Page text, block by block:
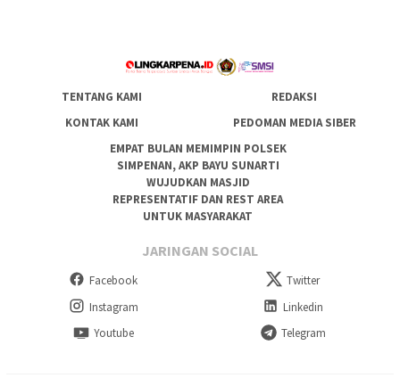
TENTANG KAMI
REDAKSI
KONTAK KAMI
PEDOMAN MEDIA SIBER
EMPAT BULAN MEMIMPIN POLSEK
SIMPENAN, AKP BAYU SUNARTI
WUJUDKAN MASJID
REPRESENTATIF DAN REST AREA
UNTUK MASYARAKAT
JARINGAN SOCIAL
Facebook
Twitter
Instagram
Linkedin
Youtube
Telegram